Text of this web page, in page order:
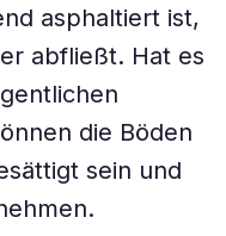
asphaltiert ist,
abfließt. Hat es
die Böden
sein und